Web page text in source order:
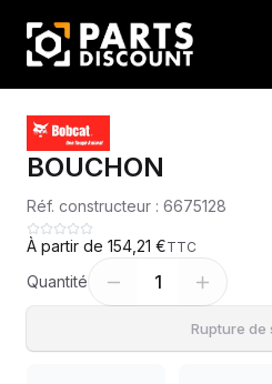
BOUCHON
Réf. constructeur : 6675128
À partir de 154,21 €TTC
Quantité 1
Rupture de